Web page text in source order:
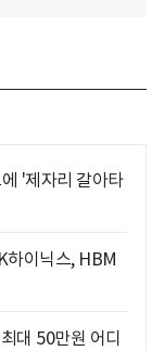
'제자리 갈아타
하이닉스, HBM
대 50만원 어디